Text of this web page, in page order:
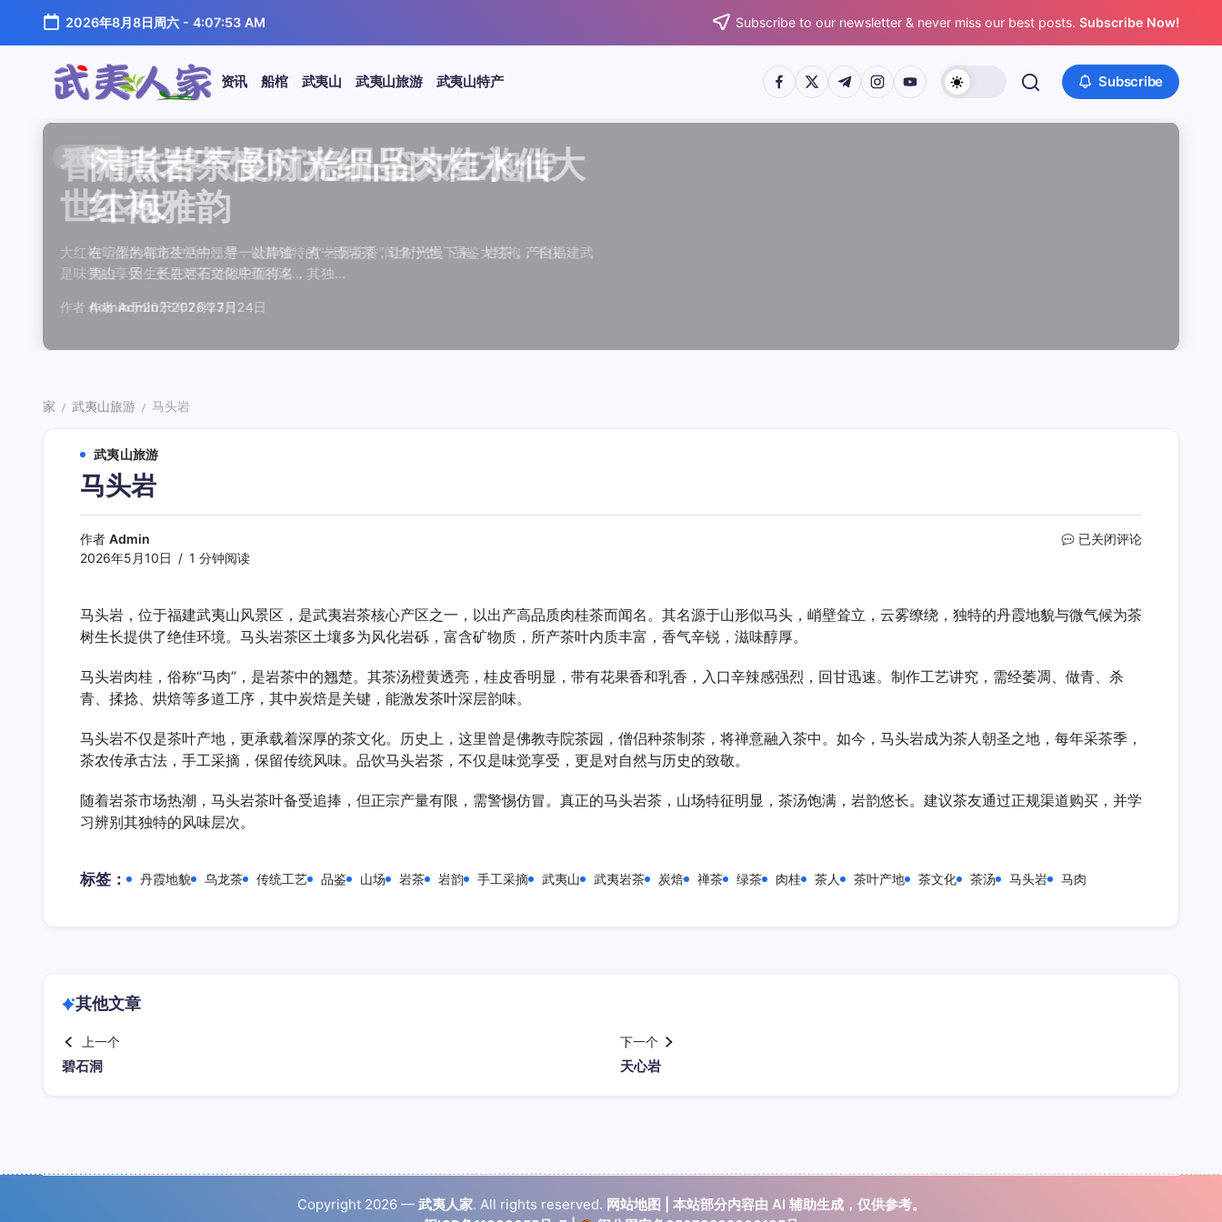
正
2026年8月8日周六- 4:07:53 AM Subscribe to our newsletter & never miss our best posts. Subscribe Now!
武
夷
人
家
资讯 船棺 武夷山 武夷山旅游 武夷山特产 https://www.facebook.com/
https://twitter.com/
https://t.me/
https://www.instagram.com/
https://youtube.com/ Subscribe
资讯
闲煮岩茶慢时光细品肉桂水仙大
红袍雅韵
在喧嚣的都市生活中，寻一处静谧，煮一壶岩茶，让时光慢下来。岩茶，产自福建武
夷山，因生长在岩石缝隙中而得名，其独…
作者 Admin于2026年7月24日
资讯
香清味醇气韵沉稳品鉴大红袍传
世本味
大红袍，作为乌龙茶中的翘楚，以其独特的“岩骨花香”闻名于世。品鉴大红袍，不仅
是味觉的享受，更是对茶文化底蕴的深…
作者 Admin于2026年7月23日
资讯
汤水顺滑底蕴绵长品鉴武夷水仙
温润质感
武夷水仙，作为乌龙茶中的经典品种，以其汤水顺滑、底蕴绵长而备受茶客青睐。品
鉴这款茶，仿佛在品味一段悠长的岁月，…
作者 Admin于2026年7月22日
资讯
唇齿留香久久不散品鉴武夷肉桂
独特魅力
武夷岩茶，素有“岩骨花香”之誉，而肉桂更是其中翘楚。其名源于香叶似肉桂，更因
其茶汤入口后，唇齿留香久久不散，令…
作者 Admin于2026年7月21日
资讯
岩韵浓淡各不同三款经典岩茶对
比品鉴
岩茶，作为乌龙茶中的瑰宝，以其独特的“岩韵”闻名于世。所谓岩韵，是茶叶在武夷
山丹霞地貌中吸收岩石矿物精华后形成…
作者 Admin于2026年7月20日
资讯
观汤色赏叶底全面品鉴肉桂水仙
大红袍
品鉴武夷岩茶，观汤色与赏叶底是关键环节。肉桂、水仙、大红袍作为岩茶代表，其
汤色与叶底各具特色，折射出工艺与山场…
作者 Admin于2026年7月19日
资讯
闲煮岩茶慢时光细品肉桂水仙大
红袍雅韵
在喧嚣的都市生活中，寻一处静谧，煮一壶岩茶，让时光慢下来。岩茶，产自福建武
夷山，因生长在岩石缝隙中而得名，其独…
作者 Admin于2026年7月24日
资讯
香清味醇气韵沉稳品鉴大红袍传
世本味
大红袍，作为乌龙茶中的翘楚，以其独特的“岩骨花香”闻名于世。品鉴大红袍，不仅
是味觉的享受，更是对茶文化底蕴的深…
作者 Admin于2026年7月23日
资讯
汤水顺滑底蕴绵长品鉴武夷水仙
温润质感
武夷水仙，作为乌龙茶中的经典品种，以其汤水顺滑、底蕴绵长而备受茶客青睐。品
鉴这款茶，仿佛在品味一段悠长的岁月，…
作者 Admin于2026年7月22日
资讯
唇齿留香久久不散品鉴武夷肉桂
独特魅力
武夷岩茶，素有“岩骨花香”之誉，而肉桂更是其中翘楚。其名源于香叶似肉桂，更因
其茶汤入口后，唇齿留香久久不散，令…
作者 Admin于2026年7月21日
资讯
岩韵浓淡各不同三款经典岩茶对
比品鉴
岩茶，作为乌龙茶中的瑰宝，以其独特的“岩韵”闻名于世。所谓岩韵，是茶叶在武夷
山丹霞地貌中吸收岩石矿物精华后形成…
作者 Admin于2026年7月20日
资讯
观汤色赏叶底全面品鉴肉桂水仙
大红袍
品鉴武夷岩茶，观汤色与赏叶底是关键环节。肉桂、水仙、大红袍作为岩茶代表，其
汤色与叶底各具特色，折射出工艺与山场…
作者 Admin于2026年7月19日
资讯
闲煮岩茶慢时光细品肉桂水仙大
红袍雅韵
在喧嚣的都市生活中，寻一处静谧，煮一壶岩茶，让时光慢下来。岩茶，产自福建武
夷山，因生长在岩石缝隙中而得名，其独…
作者 Admin于2026年7月24日
资讯
香清味醇气韵沉稳品鉴大红袍传
世本味
大红袍，作为乌龙茶中的翘楚，以其独特的“岩骨花香”闻名于世。品鉴大红袍，不仅
是味觉的享受，更是对茶文化底蕴的深…
作者 Admin于2026年7月23日
资讯
汤水顺滑底蕴绵长品鉴武夷水仙
温润质感
武夷水仙，作为乌龙茶中的经典品种，以其汤水顺滑、底蕴绵长而备受茶客青睐。品
鉴这款茶，仿佛在品味一段悠长的岁月，…
作者 Admin于2026年7月22日
资讯
唇齿留香久久不散品鉴武夷肉桂
独特魅力
武夷岩茶，素有“岩骨花香”之誉，而肉桂更是其中翘楚。其名源于香叶似肉桂，更因
其茶汤入口后，唇齿留香久久不散，令…
作者 Admin于2026年7月21日
资讯
岩韵浓淡各不同三款经典岩茶对
比品鉴
岩茶，作为乌龙茶中的瑰宝，以其独特的“岩韵”闻名于世。所谓岩韵，是茶叶在武夷
山丹霞地貌中吸收岩石矿物精华后形成…
作者 Admin于2026年7月20日
资讯
观汤色赏叶底全面品鉴肉桂水仙
大红袍
品鉴武夷岩茶，观汤色与赏叶底是关键环节。肉桂、水仙、大红袍作为岩茶代表，其
汤色与叶底各具特色，折射出工艺与山场…
作者 Admin于2026年7月19日
家 / 武夷山旅游 / 马头岩
武夷山旅游
马头岩
作者 Admin
2026年5月10日
1 分钟阅读
马
已关闭评论
马头岩，位于福建武夷山风景区，是武夷岩茶核心产区之一，以出产高品质肉桂茶而闻名。其名源于山形似马头，峭壁耸立，云雾缭绕，独特的丹霞地貌与微气候为茶
树生长提供了绝佳环境。马头岩茶区土壤多为风化岩砾，富含矿物质，所产茶叶内质丰富，香气辛锐，滋味醇厚。
马头岩肉桂，俗称“马肉”，是岩茶中的翘楚。其茶汤橙黄透亮，桂皮香明显，带有花果香和乳香，入口辛辣感强烈，回甘迅速。制作工艺讲究，需经萎凋、做青、杀
青、揉捻、烘焙等多道工序，其中炭焙是关键，能激发茶叶深层韵味。
马头岩不仅是茶叶产地，更承载着深厚的茶文化。历史上，这里曾是佛教寺院茶园，僧侣种茶制茶，将禅意融入茶中。如今，马头岩成为茶人朝圣之地，每年采茶季，
茶农传承古法，手工采摘，保留传统风味。品饮马头岩茶，不仅是味觉享受，更是对自然与历史的致敬。
随着岩茶市场热潮，马头岩茶叶备受追捧，但正宗产量有限，需警惕仿冒。真正的马头岩茶，山场特征明显，茶汤饱满，岩韵悠长。建议茶友通过正规渠道购买，并学
习辨别其独特的风味层次。
标签： 丹霞地貌 乌龙茶 传统工艺 品鉴 山场 岩茶 岩韵 手工采摘 武夷山 武夷岩茶 炭焙 禅茶 绿茶 肉桂 茶人 茶叶产地 茶文化 茶汤 马头岩 马肉
其他文章
上一个
碧石洞
下一个
天心岩
Copyright 2026 — 武夷人家. All rights reserved. 网站地图 | 本站部分内容由 AI 辅助生成，仅供参考。